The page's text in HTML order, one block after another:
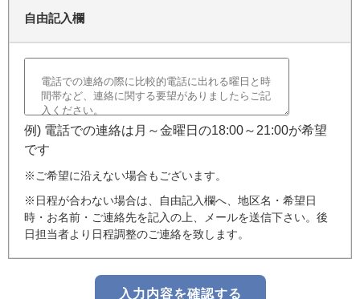
自由記入欄
例) 電話での連絡は月～金曜日の18:00～21:00が希望
です
※ご希望に沿えない場合もございます。
※日程が合わない場合は、自由記入欄へ、地区名・希望日
時・お名前・ご連絡先を記入の上、メールを送信下さい。後
日担当者より日程調整のご連絡を致します。